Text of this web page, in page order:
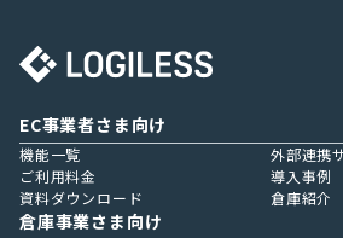
EC事業者さま向け
機能一覧
外部連携
ご利用料金
導入事例
資料ダウンロード
倉庫紹介
倉庫事業さま向け